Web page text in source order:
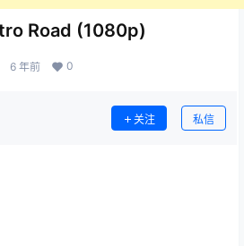
Road (1080p)
6 年前 0
关注 私信